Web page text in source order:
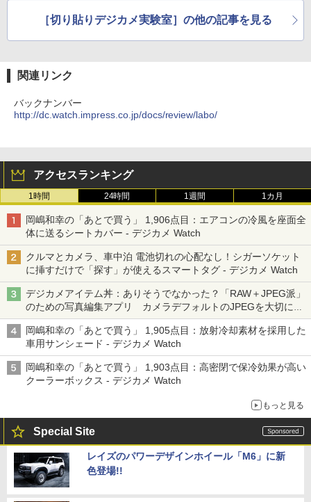
［切り貼りデジカメ実験室］の他の記事を見る
関連リンク
バックナンバー
http://dc.watch.impress.co.jp/docs/review/labo/
アクセスランキング
1時間 24時間 1週間 1カ月
岡嶋和幸の「あとで買う」 1,906点目：エアコンの冷風を座面全
体に送るシートカバー - デジカメ Watch
クルマとカメラ、車中泊 電池切れの心配なし！シガーソケット
に挿すだけで「探す」が使えるスマートタグ - デジカメ Watch
デジカメアイテム丼：ありそうでなかった？「RAW＋JPEG派」
のための写真編集アプリ カメラデフォルトのJPEGを大切にす
る「Filmator」
岡嶋和幸の「あとで買う」 1,905点目：放射冷却素材を採用した
車用サンシェード - デジカメ Watch
岡嶋和幸の「あとで買う」 1,903点目：高密閉で保冷効果が高い
クーラーボックス - デジカメ Watch
もっと見る
Special Site
レイズのパワーデザインホイール「M6」に新
色登場!!